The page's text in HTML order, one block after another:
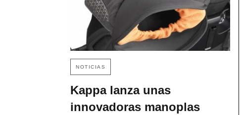
NOTICIAS
Kappa lanza unas
innovadoras manoplas